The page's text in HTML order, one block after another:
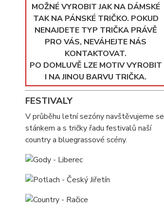
MOŽNÉ VYROBIT JAK NA DÁMSKÉ
TAK NA PÁNSKÉ TRIČKO. POKUD
NENAJDETE TYP TRIČKA PRÁVĚ
PRO VÁS, NEVÁHEJTE NÁS
KONTAKTOVAT.
PO DOMLUVĚ LZE MOTIV VYROBIT
I NA JINOU BARVU TRIČKA.
FESTIVALY
V průběhu letní sezóny navštěvujeme se
stánkem a s tričky řadu festivalů naší
country a bluegrassové scény.